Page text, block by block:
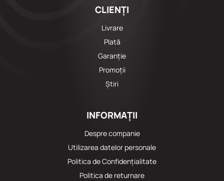
CLIENȚI
Livrare
Plată
Garanție
Promoții
Știri
INFORMAȚII
Despre companie
Utilizarea datelor personale
Politica de Confidențialitate
Politica de returnare